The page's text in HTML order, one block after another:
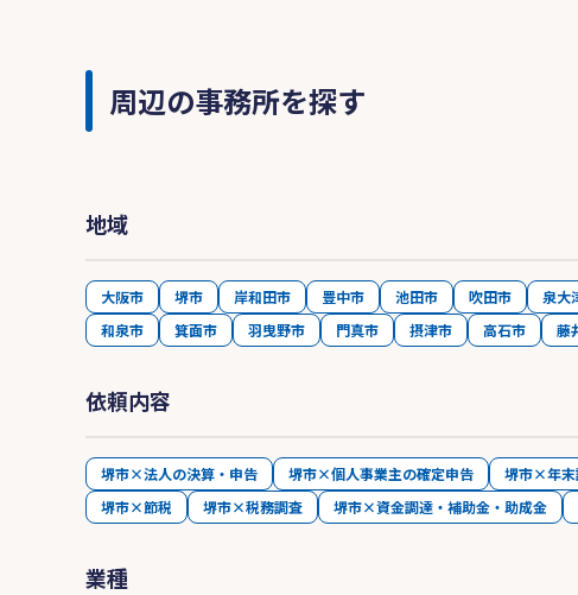
周辺の事務所を探す
地域
大阪市 堺市 岸和田市 豊中市 池田市 吹田市 泉大
和泉市
箕面市 羽曳野市 門真市 摂津市 高石市 藤
依頼内容
堺市×法人の決算・申告 堺市×個人事業主の確定申告 堺市×年末
堺市×節税
堺市×税務調査 堺市×資金調達・補助金・助成金
業種